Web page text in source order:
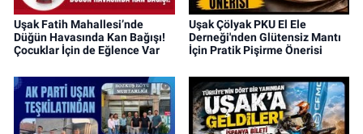
Uşak Fatih Mahallesi’nde
Düğün Havasında Kan Bağışı!
Çocuklar İçin de Eğlence Var
Uşak Çölyak PKU El Ele
Derneği'nden Glütensiz Mantı
İçin Pratik Pişirme Önerisi